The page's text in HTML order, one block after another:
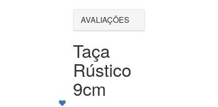
AVALIAÇÕES
Taça
Rústico
9cm